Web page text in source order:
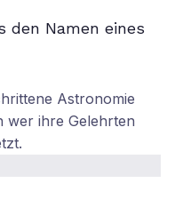
den Namen eines
Astronomie
wer ihre Gelehrten